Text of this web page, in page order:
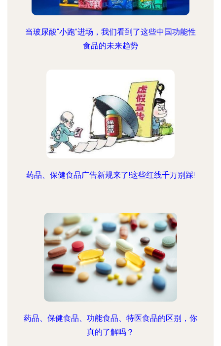
当玻尿酸“小跑”进场，我们看到了这些中国功能性
食品的未来趋势
药品、保健食品广告新规来了!这些红线千万别踩!
药品、保健食品、功能食品、特医食品的区别，你
真的了解吗？